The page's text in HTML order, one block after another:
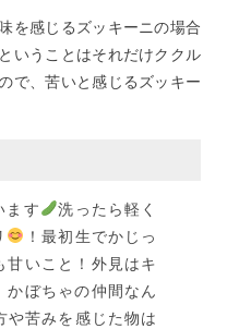
を感じるズッキーニの場合
いうことはそれだけククル
で、苦いと感じるズッキー
ます
洗ったら軽く
！最初生でかじっ
甘いこと！外見はキ
かぼちゃの仲間なん
や苦みを感じた物は